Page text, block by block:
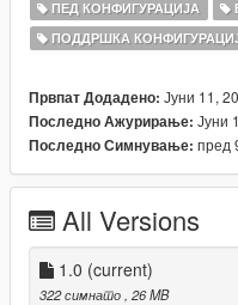
ПЕД КОНФИГУРАЦИЈА
ПОДДРШКА
Првпат Додадено: Јуни 11,
Последно Ажурирање: Јуни
Последно Симнување: пред
All Versions
1.0 (current)
322 симнато , 26 MB